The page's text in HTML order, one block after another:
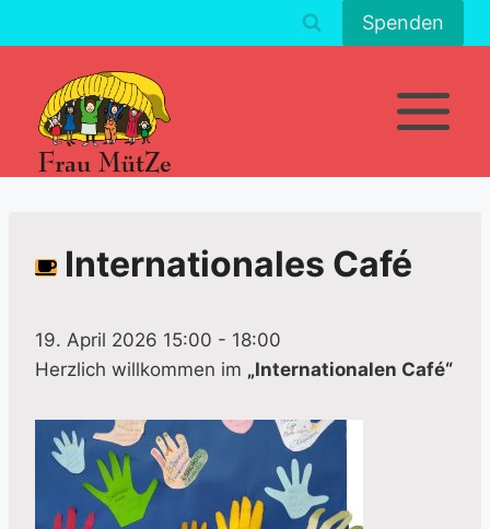
Inhalt
Spenden
Internationales Café
19. April 2026 15:00 - 18:00
Herzlich willkommen im „Internationalen Café“